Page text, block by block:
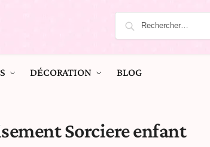
DÉCORATION BLOG
Sorciere enfant